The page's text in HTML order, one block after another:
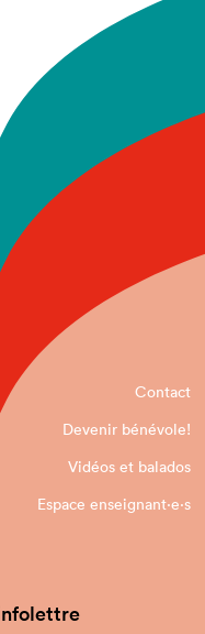
Contact
Devenir bénévole!
Vidéos et balados
Espace enseignant·e⋅s